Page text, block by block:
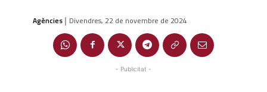
Agències | Divendres, 22 de novembre de 2024
- Publicitat -